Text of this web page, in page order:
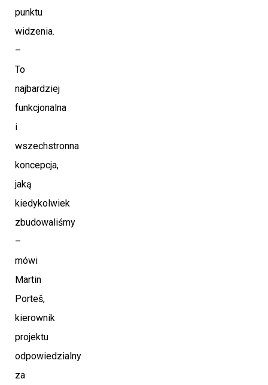
punktu
widzenia.
–
To
najbardziej
funkcjonalna
i
wszechstronna
koncepcja,
jaką
kiedykolwiek
zbudowaliśmy
–
mówi
Martin
Porteš,
kierownik
projektu
odpowiedzialny
za